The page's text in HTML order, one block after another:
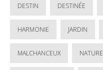
DESTIN DESTINÉE
HARMONIE JARDIN
MALCHANCEUX NATURE